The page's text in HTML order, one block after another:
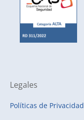
Legales
Políticas de Privacidad